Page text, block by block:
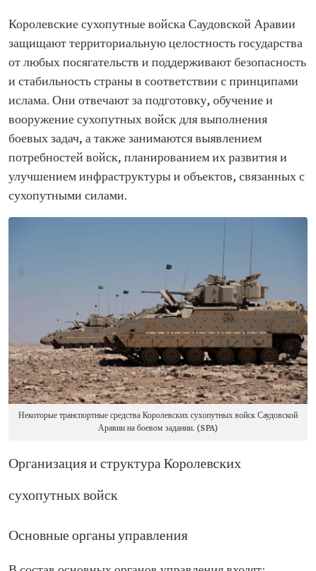
Королевские сухопутные войска Саудовской Аравии
защищают территориальную целостность государства
от любых посягательств и поддерживают безопасность
и стабильность страны в соответствии с принципами
ислама. Они отвечают за подготовку, обучение и
вооружение сухопутных войск для выполнения
боевых задач, а также занимаются выявлением
потребностей войск, планированием их развития и
улучшением инфраструктуры и объектов, связанных с
сухопутными силами.
Некоторые транспортные средства Королевских сухопутных войск Саудовской
Аравии на боевом задании. (SPA)
Организация и структура Королевских
сухопутных войск
Основные органы управления